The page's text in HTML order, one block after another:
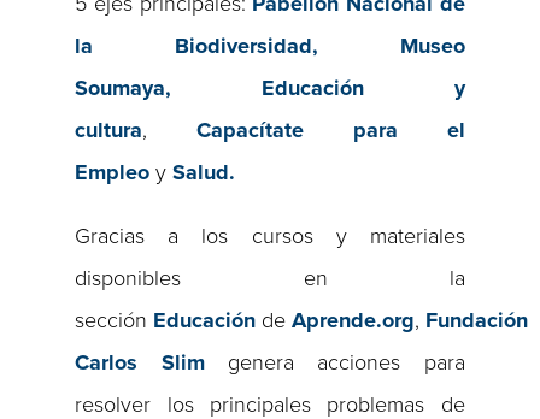
la Biodiversidad, Museo
Soumaya, Educación y
cultura,Capacítate para el
Empleo ySalud.
Gracias a los cursos y materiales
disponibles en la
sección Educación deAprende.org, Fundación
Carlos Slimgenera acciones para
resolver los principales problemas de